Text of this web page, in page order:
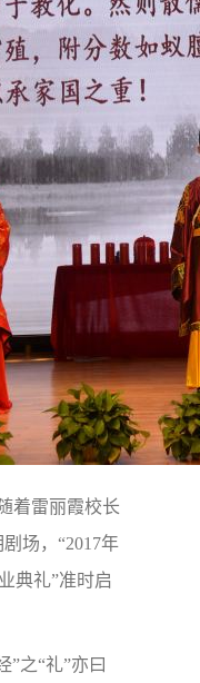
着雷丽霞校长
场，“2017年
典礼”准时启
之“礼”亦曰